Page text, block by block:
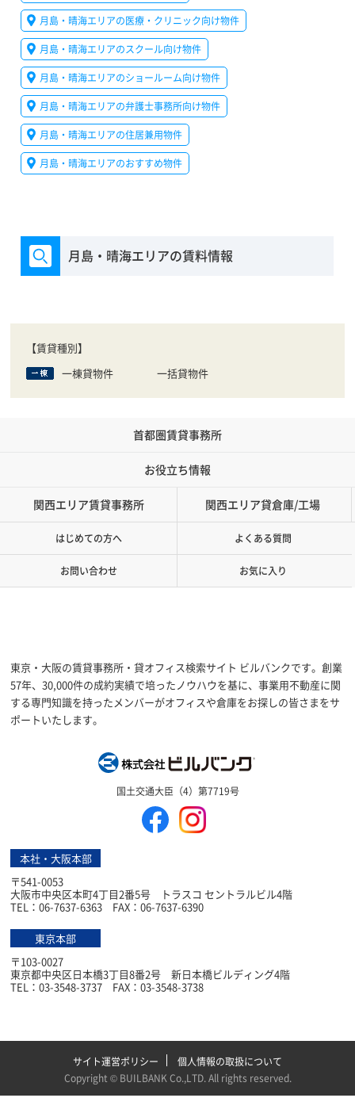
月島・晴海エリアの医療・クリニック向け物件
月島・晴海エリアのスクール向け物件
月島・晴海エリアのショールーム向け物件
月島・晴海エリアの弁護士事務所向け物件
月島・晴海エリアの住居兼用物件
月島・晴海エリアのおすすめ物件
月島・晴海エリアの賃料情報
【賃貸種別】
一棟貸物件
一括貸物件
首都圏賃貸事務所
お役立ち情報
関西エリア賃貸事務所 関西エリア貸倉庫/工場
はじめての方へ よくある質問
お問い合わせ お気に入り
東京・大阪の賃貸事務所・貸オフィス検索サイト ビルバンクです。創業
57年、30,000件の成約実績で培ったノウハウを基に、事業用不動産に関
する専門知識を持ったメンバーがオフィスや倉庫をお探しの皆さまをサ
ポートいたします。
国土交通大臣（4）第7719号
本社・大阪本部
〒541-0053
大阪市中央区本町4丁目2番5号 トラスコ セントラルビル4階
TEL：06-7637-6363 FAX：06-7637-6390
東京本部
〒103-0027
東京都中央区日本橋3丁目8番2号 新日本橋ビルディング4階
TEL：03-3548-3737 FAX：03-3548-3738
サイト運営ポリシー
個人情報の取扱について
Copyright © BUILBANK Co.,LTD. All rights reserved.